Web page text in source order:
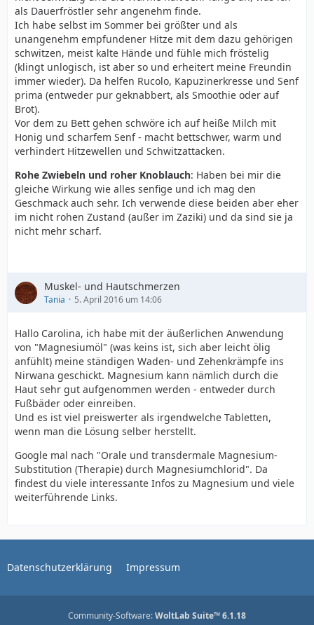
als Dauerfröstler sehr angenehm finde.
Ich habe selbst im Sommer bei größter und als
unangenehm empfundener Hitze mit dem dazu gehörigen
schwitzen, meist kalte Hände und fühle mich fröstelig
(klingt unlogisch, ist aber so und erheitert meine Freundin
immer wieder). Da helfen Rucolo, Kapuzinerkresse und Senf
prima (entweder pur geknabbert, als Smoothie oder auf
Brot).
Vor dem zu Bett gehen schwöre ich auf heiße Milch mit
Honig und scharfem Senf - macht bettschwer, warm und
verhindert Hitzewellen und Schwitzattacken.
Rohe Zwiebeln und roher Knoblauch: Haben bei mir die
gleiche Wirkung wie alles senfige und ich mag den
Geschmack auch sehr. Ich verwende diese beiden aber eher
im nicht rohen Zustand (außer im Zaziki) und da sind sie ja
nicht mehr scharf.
Muskel- und Hautschmerzen
Tania 5. April 2016 um 14:06
Hallo Carolina, ich habe mit der äußerlichen Anwendung
von "Magnesiumöl" (was keins ist, sich aber leicht ölig
anfühlt) meine ständigen Waden- und Zehenkrämpfe ins
Nirwana geschickt. Magnesium kann nämlich durch die
Haut sehr gut aufgenommen werden - entweder durch
Fußbäder oder einreiben.
Und es ist viel preiswerter als irgendwelche Tabletten,
wenn man die Lösung selber herstellt.
Google mal nach "Orale und transdermale Magnesium-
Substitution (Therapie) durch Magnesiumchlorid". Da
findest du viele interessante Infos zu Magnesium und viele
weiterführende Links.
Datenschutzerklärung Impressum
Community-Software:WoltLab Suite™ 6.1.18